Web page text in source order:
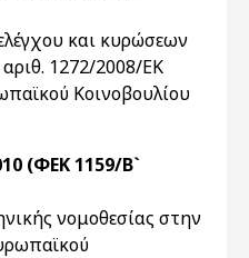
και κυρώσεων
1272/2008/ΕΚ
Κοινοβουλίου
(ΦΕΚ 1159/Β`
νομοθεσίας στην